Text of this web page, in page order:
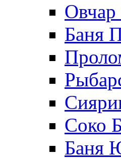
Овчар
Баня
Соко
Баня